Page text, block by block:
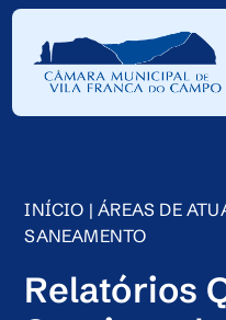
Skip
Content
INÍCIO |ÁREAS DE
SANEAMENTO
Relatórios